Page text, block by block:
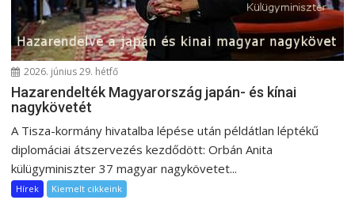
ó
2026. június 29. hétfő
Hazarendelték Magyarország japán- és kínai
nagykövetét
A Tisza-kormány hivatalba lépése után példátlan léptékű
diplomáciai átszervezés kezdődött: Orbán Anita
külügyminiszter 37 magyar nagykövetet...
Hírek Kiemelt cikkeink